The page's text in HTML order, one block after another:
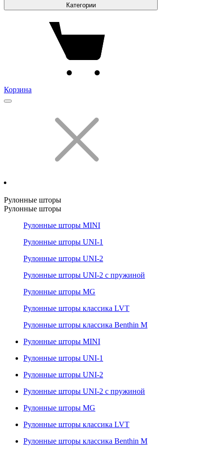
Категории
Корзина
Рулонные шторы
Рулонные шторы
Рулонные шторы MINI
Рулонные шторы UNI-1
Рулонные шторы UNI-2
Рулонные шторы UNI-2 с пружиной
Рулонные шторы MG
Рулонные шторы классика LVT
Рулонные шторы классика Benthin M
Рулонные шторы MINI
Рулонные шторы UNI-1
Рулонные шторы UNI-2
Рулонные шторы UNI-2 с пружиной
Рулонные шторы MG
Рулонные шторы классика LVT
Рулонные шторы классика Benthin M